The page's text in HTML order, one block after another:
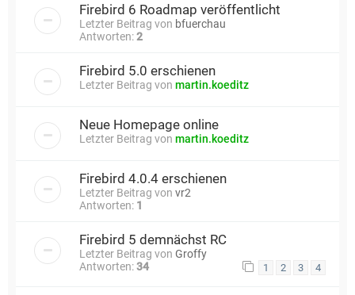
Firebird 6 Roadmap veröffentlicht
Letzter Beitrag von bfuerchau
Antworten:2
Firebird 5.0 erschienen
Letzter Beitrag von martin.koeditz
Neue Homepage online
Letzter Beitrag von martin.koeditz
Firebird 4.0.4 erschienen
Letzter Beitrag von vr2
Antworten: 1
Firebird 5 demnächst RC
Letzter Beitrag von Groffy
Antworten:34 1 2 3 4